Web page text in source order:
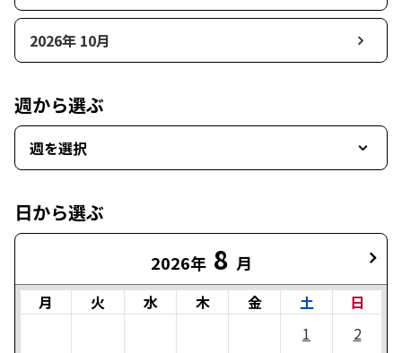
2026年 10月
週から選ぶ
週を選択
日から選ぶ
2026年 8 月
月 火 水 木 金 土
日
1
2